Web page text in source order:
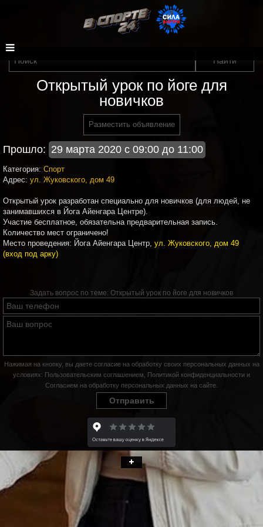
Открытый урок по йоге для
новичков
Разместить объявление
Прошло: 29 марта 2020 с 09:00 до 11:00
Категория: Спорт
Адрес: ул. Жуковского, дом 49
Открытый урок разработан специально для новичков (для людей, не
занимавшихся в Йога Айенгара Центре).
Участие бесплатное, обязательна предварительная запись.
Количество мест ограничено!
Место проведения: Йога Айенгара Центр, ул. Жуковского, дом 49
(вход под арку)
Задать вопрос по теме: Открытый урок по йоге для новичков
Нажимая на кнопку, вы даете согласие на обработку своих персональных данных на
условиях: Пользовательским соглашением Политикой конфиденциальности и
Согласием на обработку персональных данных на сайте
Отправить